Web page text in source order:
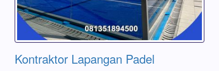
Kontraktor Lapangan Padel